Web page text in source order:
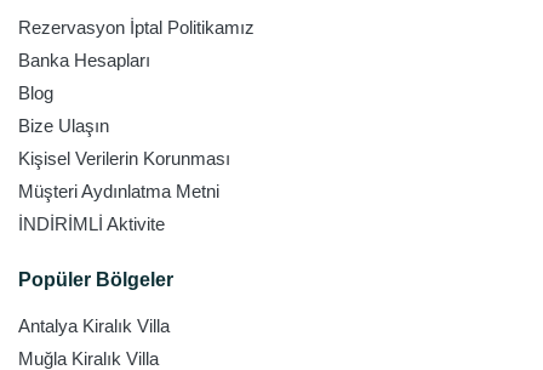
Rezervasyon İptal Politikamız
Banka Hesapları
Blog
Bize Ulaşın
Kişisel Verilerin Korunması
Müşteri Aydınlatma Metni
İNDİRİMLİ Aktivite
Popüler Bölgeler
Antalya Kiralık Villa
Muğla Kiralık Villa